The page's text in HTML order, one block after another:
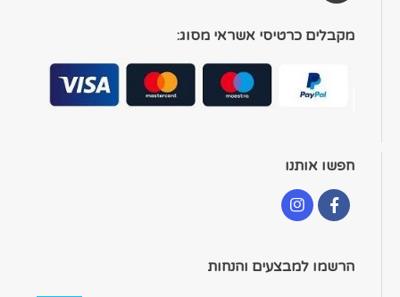
מקבלים כרטיסי אשראי מסוג:
חפשו אותנו
הרשמו למבצעים והנחות